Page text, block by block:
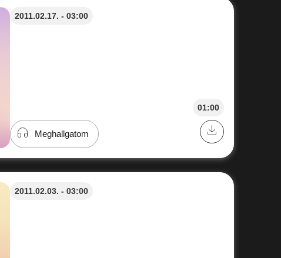
2011.02.17. - 03:00
01:00
Meghallgatom
2011.02.03. - 03:00